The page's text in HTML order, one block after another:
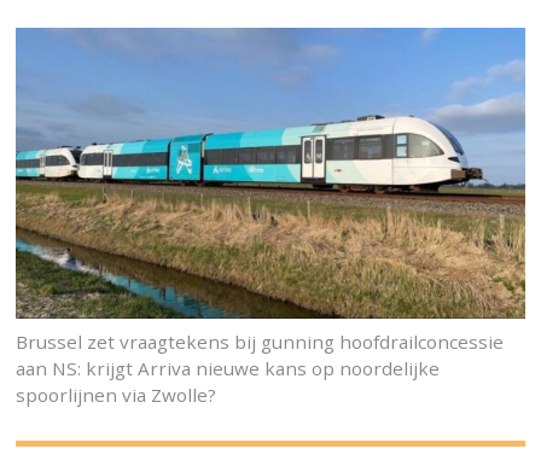
Brussel zet vraagtekens bij gunning hoofdrailconcessie
aan NS: krijgt Arriva nieuwe kans op noordelijke
spoorlijnen via Zwolle?